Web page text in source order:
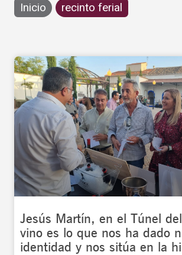
Inicio recinto ferial
Jesús Martín, en el Túnel
vino es lo que nos ha dado
identidad y nos sitúa en la